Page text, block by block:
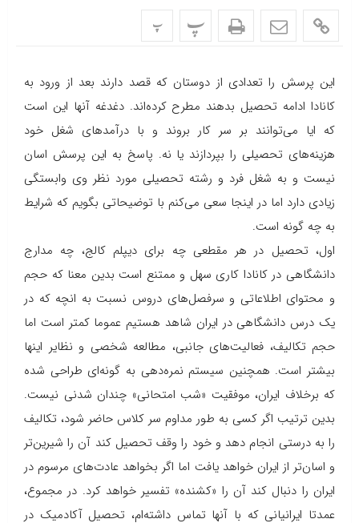
پ پ
این پرسش را تعدادی از دوستان که قصد دارند بعد از ورود به
کانادا ادامه تحصیل بدهند مطرح کرده‌اند. دغدغه آنها این است
که ایا می‌توانند بر سر کار بروند و با درآمدهای شغل خود
هزینه‌های تحصیلی را بپردازند یا نه. پاسخ به این پرسش اسان
نیست و به شغل فرد و رشته تحصیلی مورد نظر وی وابستگی
زیادی دارد اما در اینجا سعی می‌کنم با توضیحاتی بگویم که شرایط
به چه گونه است.
اول، تحصیل در هر مقطعی چه برای دیپلم کالج، چه مدارج
دانشگاهی در کانادا کاری سهل و ممتنع است بدین معنا که حجم
و محتوای اطلاعاتی و سرفصل‌های دروس نسبت به انچه که در
یک درس دانشگاهی در ایران شاهد هستیم عموما کمتر است اما
حجم تکالیف، فعالیت‌های جانبی، مطالعه شخصی و نظایر اینها
بیشتر است. همچنین سیستم نمره‌دهی به گونه‌ای طراحی شده
که برخلاف ایران، موفقیت «شب امتحانی» چندان شدنی نیست.
بدین ترتیب اگر کسی به طور مداوم سر کلاس حاضر شود، تکالیف
را به درستی انجام دهد و خود را وقف تحصیل کند آن را شیرین‌تر
و اسان‌تر از ایران خواهد یافت اما اگر بخواهد عادت‌های مرسوم در
ایران را دنبال کند آن را «کشنده» تفسیر خواهد کرد. در مجموع،
عمدتا ایرانیانی که با آنها تماس داشته‌ام، تحصیل آکادمیک در